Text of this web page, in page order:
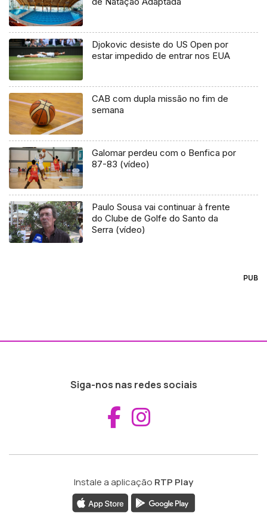
Djokovic desiste do US Open por
estar impedido de entrar nos EUA
CAB com dupla missão no fim de
semana
Galomar perdeu com o Benfica por
87-83 (vídeo)
Paulo Sousa vai continuar à frente
do Clube de Golfe do Santo da
Serra (vídeo)
PUB
Siga-nos nas redes sociais
Aceder ao
Instale a aplicação RTP Play